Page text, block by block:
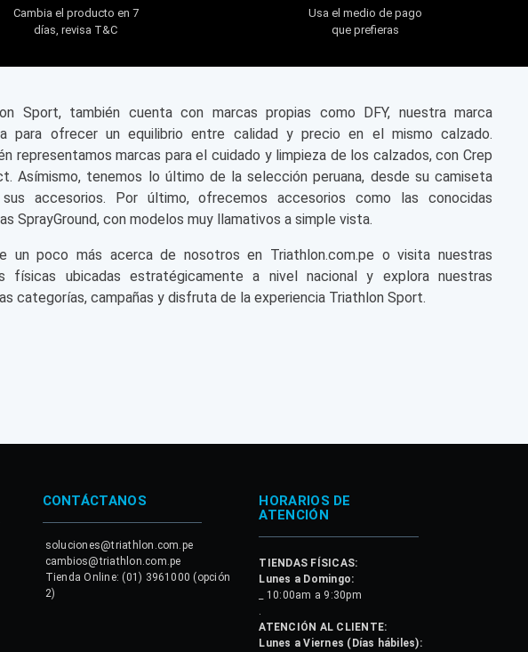
Cambia el producto en 7
días, revisa T&C
Usa el medio de pago
que prefieras
Sport, también cuenta con marcas propias como DFY, nuestra marca
para ofrecer un equilibrio entre calidad y precio en el mismo calzado.
representamos marcas para el cuidado y limpieza de los calzados, con Crep
Asímismo, tenemos lo último de la selección peruana, desde su camiseta
sus accesorios. Por último, ofrecemos accesorios como las conocidas
SprayGround, con modelos muy llamativos a simple vista.
un poco más acerca de nosotros en Triathlon.com.pe o visita nuestras
físicas ubicadas estratégicamente a nivel nacional y explora nuestras
categorías, campañas y disfruta de la experiencia Triathlon Sport.
CONTÁCTANOS
soluciones@triathlon.com.pe
cambios@triathlon.com.pe
Tienda Online: (01) 3961000 (opción
2)
HORARIOS DE
ATENCIÓN
TIENDAS FÍSICAS:
Lunes a Domingo:
_ 10:00am a 9:30pm
.
ATENCIÓN AL CLIENTE:
Lunes a Viernes (Días hábiles):